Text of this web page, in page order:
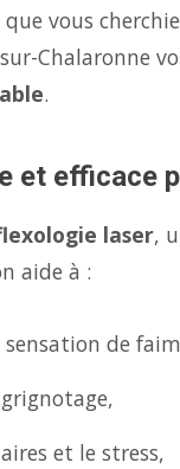
vous
Chalaronne
.
et efficace
laser,
aide à :
de
et le stress,